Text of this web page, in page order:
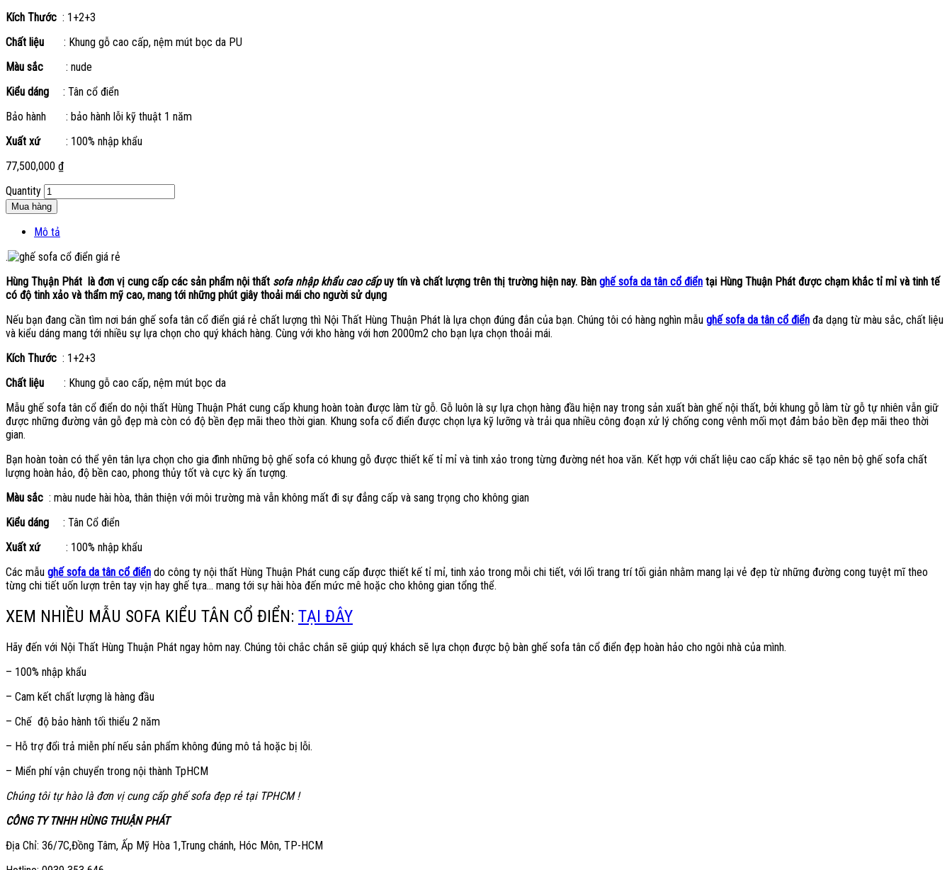
Kích Thước : 1+2+3
Chất liệu : Khung gỗ cao cấp, nệm mút bọc da PU
Màu sắc : nude
Kiểu dáng
: Tân cổ điển
Bảo hành : bảo hành lỗi kỹ thuật 1 năm
Xuất xứ : 100% nhập khẩu
77,500,000 ₫
Quantity
Mua hàng
Mô tả
.
Hùng Thụận Phát là đơn vị cung cấp các sản phẩm nội thất sofa nhập khẩu cao cấpuy tín và chất lượng trên thị trường hiện nay. Bàn ghế sofa da tân cổ điển tại Hùng Thuận Phát được chạm khắc tỉ mỉ và tinh tế
có độ tinh xảo và thẩm mỹ cao, mang tới những phút giây thoải mái cho người sử dụng
Nếu bạn đang cần tìm nơi bán ghế sofa tân cổ điển giá rẻ chất lượng thì Nội Thất Hùng Thuận Phát là lựa chọn đúng đắn của bạn. Chúng tôi có hàng nghìn mẫu ghế sofa da tân cổ điển đa dạng từ màu sắc, chất liệu
và kiểu dáng mang tới nhiều sự lựa chọn cho quý khách hàng. Cùng với kho hàng với hơn 2000m2 cho bạn lựa chọn thoải mái.
Kích Thước : 1+2+3
Chất liệu : Khung gỗ cao cấp, nệm mút bọc da
Mẫu ghế sofa tân cổ điển do nội thất Hùng Thuận Phát cung cấp khung hoàn toàn được làm từ gỗ. Gỗ luôn là sự lựa chọn hàng đầu hiện nay trong sản xuất bàn ghế nội thất, bởi khung gỗ làm từ gỗ tự nhiên vẫn giữ
được những đường vân gỗ đẹp mà còn có độ bền đẹp mãi theo thời gian. Khung sofa cổ điển được chọn lựa kỹ lưỡng và trải qua nhiều công đoạn xử lý chống cong vênh mối mọt đảm bảo bền đẹp mãi theo thời
gian.
Bạn hoàn toàn có thể yên tân lựa chọn cho gia đình những bộ ghế sofa có khung gỗ được thiết kế tỉ mỉ và tinh xảo trong từng đường nét hoa văn. Kết hợp với chất liệu cao cấp khác sẽ tạo nên bộ ghế sofa chất
lượng hoàn hảo, độ bền cao, phong thủy tốt và cực kỳ ấn tượng.
Màu sắc : màu nude hài hòa, thân thiện với môi trường mà vẫn không mất đi sự đẳng cấp và sang trọng cho không gian
Kiểu dáng
: Tân Cổ điển
Xuất xứ : 100% nhập khẩu
Các mẫu ghế sofa da tân cổ điển do công ty nội thất Hùng Thuận Phát cung cấp được thiết kế tỉ mỉ, tinh xảo trong mỗi chi tiết, với lối trang trí tối giản nhằm mang lại vẻ đẹp từ những đường cong tuyệt mĩ theo
từng chi tiết uốn lượn trên tay vịn hay ghế tựa… mang tới sự hài hòa đến mức mê hoặc cho không gian tổng thể.
XEM NHIỀU MẪU SOFA KIỂU TÂN CỔ ĐIỂN: TẠI ĐÂY
Hãy đến với Nội Thất Hùng Thuận Phát ngay hôm nay. Chúng tôi chắc chắn sẽ giúp quý khách sẽ lựa chọn được bộ bàn ghế sofa tân cổ điển đẹp hoàn hảo cho ngôi nhà của mình.
– 100% nhập khẩu
– Cam kết chất lượng là hàng đầu
– Chế độ bảo hành tối thiểu 2 năm
– Hỗ trợ đổi trả miễn phí nếu sản phẩm không đúng mô tả hoặc bị lỗi.
– Miển phí vận chuyển trong nội thành TpHCM
Chúng tôi tự hào là đơn vị cung cấp ghế sofa đẹp rẻ tại TPHCM !
CÔNG TY TNHH HÙNG THUẬN PHÁT
Địa Chỉ: 36/7C,Đồng Tâm, Ấp Mỹ Hòa 1,Trung chánh, Hóc Môn, TP-HCM